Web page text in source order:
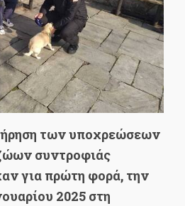
των υποχρεώσεων
συντροφιάς
για πρώτη φορά, την
2025 στη